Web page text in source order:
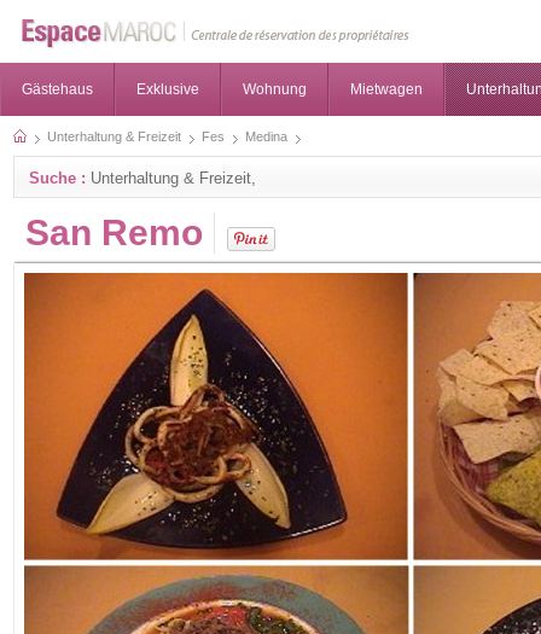
Gästehaus Exklusive Wohnung Mietwagen
Unterhaltung & Freizeit Fes Medina
Suche : Unterhaltung & Freizeit,
San Remo